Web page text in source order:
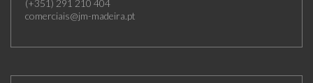
(+351) 291 210 404
comerciais@jm-madeira.pt